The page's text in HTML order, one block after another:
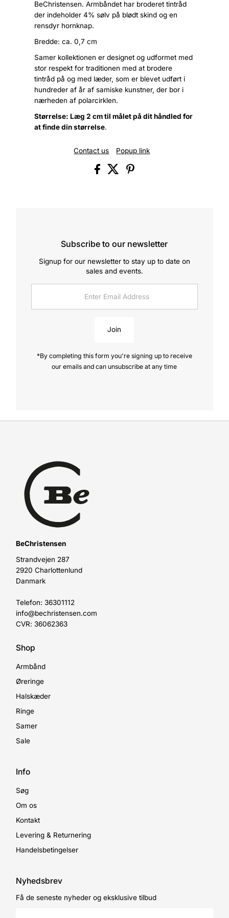
BeChristensen. Armbåndet har broderet tintråd
der indeholder 4% sølv på blødt skind og en
rensdyr hornknap.
Bredde: ca. 0,7 cm
Samer kollektionen er designet og udformet med
stor respekt for traditionen med at brodere
tintråd på og med læder, som er blevet udført i
hundreder af år af samiske kunstner, der bor i
nærheden af polarcirklen.
Størrelse: Læg 2 cm til målet på dit håndled for
at finde din størrelse.
Contact us Popup link
Subscribe to our newsletter
Signup for our newsletter to stay up to date on
sales and events.
Address
Join
*By completing this form you're signing up to receive
our emails and can unsubscribe at any time
BeChristensen
Strandvejen 287
2920 Charlottenlund
Danmark
Telefon: 36301112
info@bechristensen.com
CVR: 36062363
Shop
Armbånd
Øreringe
Halskæder
Ringe
Samer
Sale
Info
Søg
Om os
Kontakt
Levering & Returnering
Handelsbetingelser
Nyhedsbrev
Få de seneste nyheder og eksklusive tilbud